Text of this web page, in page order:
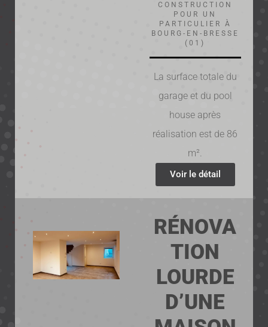
CONSTRUCTION
POUR UN
PARTICULIER À
BOURG-EN-BRESSE
(01)
La surface totale du
garage et du pool
house après
réalisation est de 86
m².
Voir le détail
RÉNOVA
TION
LOURDE
D’UNE